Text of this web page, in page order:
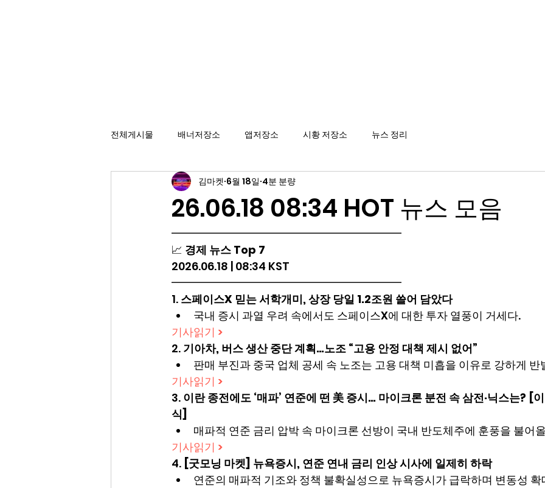
전체게시물 배너저장소 앱저장소 시황 저장소 뉴스 정리
26.06.18 08:34 HOT 뉴스 모음
김마켓 6월 18일 4분 분량
━━━━━━━━━━━━━━━━━━━━━
📈 경제 뉴스 Top 7
2026.06.18 | 08:34 KST
━━━━━━━━━━━━━━━━━━━━━
1. 스페이스X 믿는 서학개미, 상장 당일 1.2조원 쓸어 담았다
국내 증시 과열 우려 속에서도 스페이스X에 대한 투자 열풍이 거세다.
기사읽기 >
2. 기아차, 버스 생산 중단 계획…노조 “고용 안정 대책 제시 없어”
판매 부진과 중국 업체 공세 속 노조는 고용 대책 미흡을 이유로 강하게 반
기사읽기 >
3. 이란 종전에도 ‘매파’ 연준에 떤 美 증시… 마이크론 분전 속 삼전·닉스는? [
식]
매파적 연준 금리 압박 속 마이크론 선방이 국내 반도체주에 훈풍을 불어
기사읽기 >
4. [굿모닝 마켓] 뉴욕증시, 연준 연내 금리 인상 시사에 일제히 하락
연준의 매파적 기조와 정책 불확실성으로 뉴욕증시가 급락하며 변동성